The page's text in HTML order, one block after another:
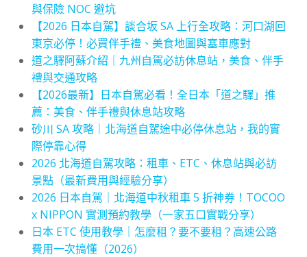
與保險 NOC 避坑
【2026 日本自駕】談合坂 SA 上行全攻略：河口湖回
東京必停！必買伴手禮、美食地圖與塞車應對
道之驛阿蘇介紹｜九州自駕必訪休息站，美食、伴手
禮與交通攻略
【2026最新】日本自駕必看！全日本「道之驛」推
薦：美食、伴手禮與休息站攻略
砂川 SA 攻略｜北海道自駕途中必停休息站，我的實
際停靠心得
2026 北海道自駕攻略：租車、ETC、休息站與必訪
景點（最新費用與經驗分享）
2026 日本自駕｜北海道中秋租車 5 折神券！TOCOO
x NIPPON 實測預約教學（一家五口實戰分享）
日本 ETC 使用教學｜怎麼租？要不要租？高速公路
費用一次搞懂（2026）